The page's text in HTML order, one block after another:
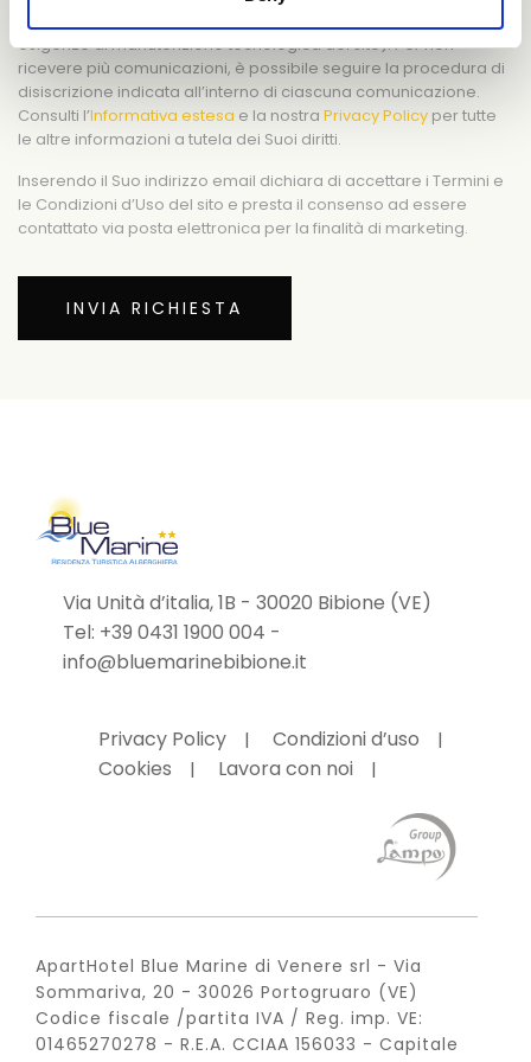
nominate come Responsabili del trattamento (ad es. per
esigenze di manutenzione tecnologica del sito). Per non
ricevere più comunicazioni, è possibile seguire la procedura di
disiscrizione indicata all’interno di ciascuna comunicazione.
Consulti l’Informativa estesa e la nostra Privacy Policy per tutte
le altre informazioni a tutela dei Suoi diritti.
Inserendo il Suo indirizzo email dichiara di accettare i Termini e
le Condizioni d’Uso del sito e presta il consenso ad essere
contattato via posta elettronica per la finalità di marketing.
Via Unità d’italia, 1B - 30020 Bibione (VE)
Tel: +39 0431 1900 004 -
info@bluemarinebibione.it
Privacy Policy
Condizioni d’uso
Cookies
Lavora con noi
ApartHotel Blue Marine di Venere srl - Via
Sommariva, 20 - 30026 Portogruaro (VE)
Codice fiscale /partita IVA / Reg. imp. VE:
01465270278 - R.E.A. CCIAA 156033 - Capitale